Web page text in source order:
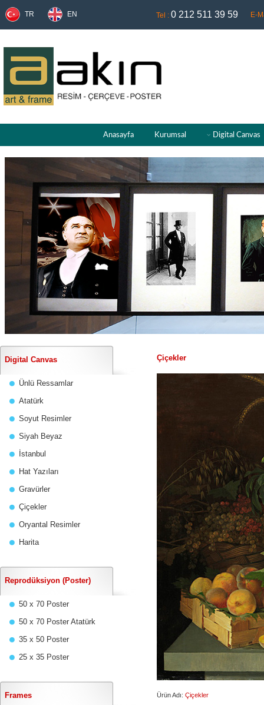
TR EN Tel : 0 212 511 39 59 E-
Anasayfa Kurumsal Digital Canvas
Digital Canvas
Ünlü Ressamlar
Atatürk
Soyut Resimler
Siyah Beyaz
İstanbul
Hat Yazıları
Gravürler
Çiçekler
Oryantal Resimler
Harita
Reprodüksiyon (Poster)
50 x 70 Poster
50 x 70 Poster Atatürk
35 x 50 Poster
25 x 35 Poster
Frames
Çiçekler
Ürün Adı: Çiçekler